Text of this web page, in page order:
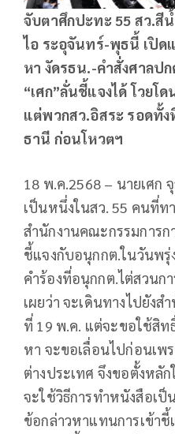
จับตาศึกปะทะ 55 สว.สี
ไอ ระอุจันทร์-พุธนี้ เปิด
หา งัดรธน.-คำสั่งศาลป
“เศก”ลั่นชี้แจงได้ โวยโ
แต่พวกสว.อิสระ รอดทั้ง
ธานี ก่อนโหวตฯ
18 พ.ค.2568 – นายเศก
เป็นหนึ่งในสว. 55 คนที่ท
สำนักงานคณะกรรมการก
ชี้แจงกับอนุกกต.ในวันพ
คำร้องที่อนุกกต.ไต่สวนก
เผยว่า จะเดินทางไปยังส
ที่ 19 พ.ค. แต่จะขอใช้สิท
หา จะขอเลื่อนไปก่อนเพ
ต่างประเทศ จึงขอตั้งหลั
จะใช้วิธีการทำหนังสือเ
ข้อกล่าวหาแทนการเข้าชี้